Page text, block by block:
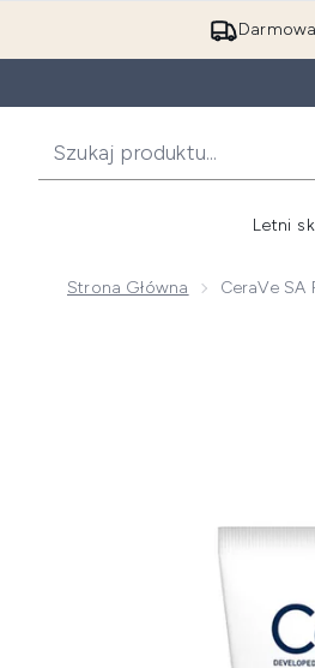
Letni
Strona Główna CeraVe